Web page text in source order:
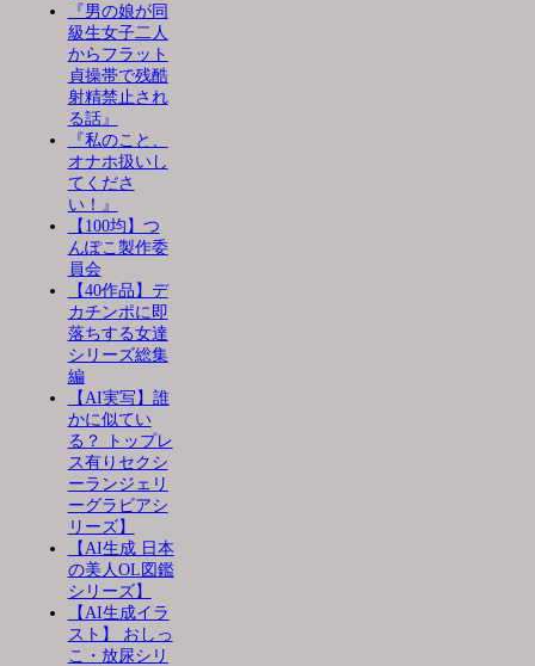
『男の娘が同
級生女子二人
からフラット
貞操帯で残酷
射精禁止され
る話』
『私のこと、
オナホ扱いし
てくださ
い！』
【100均】つ
んぽこ製作委
員会
【40作品】デ
カチンポに即
落ちする女達
シリーズ総集
編
【AI実写】誰
かに似てい
る？ トップレ
ス有りセクシ
ーランジェリ
ーグラビアシ
リーズ】
【AI生成 日本
の美人OL図鑑
シリーズ】
【AI生成イラ
スト】 おしっ
こ・放尿シリ